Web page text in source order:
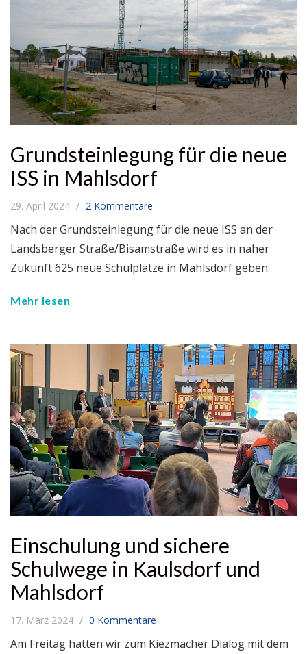
Grundsteinlegung für die neue
ISS in Mahlsdorf
29. April 2024 2 Kommentare
Nach der Grundsteinlegung für die neue ISS an der
Landsberger Straße/Bisamstraße wird es in naher
Zukunft 625 neue Schulplätze in Mahlsdorf geben.
Mehr lesen
Einschulung und sichere
Schulwege in Kaulsdorf und
Mahlsdorf
17. März 2024 0 Kommentare
Am Freitag hatten wir zum Kiezmacher Dialog mit dem